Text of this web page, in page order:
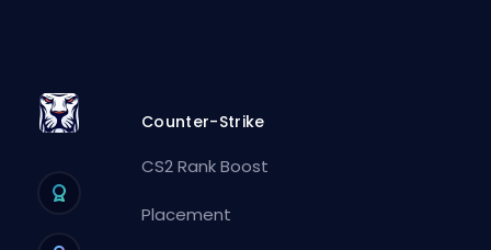
Counter-Strike
CS2 Rank Boost
Placement